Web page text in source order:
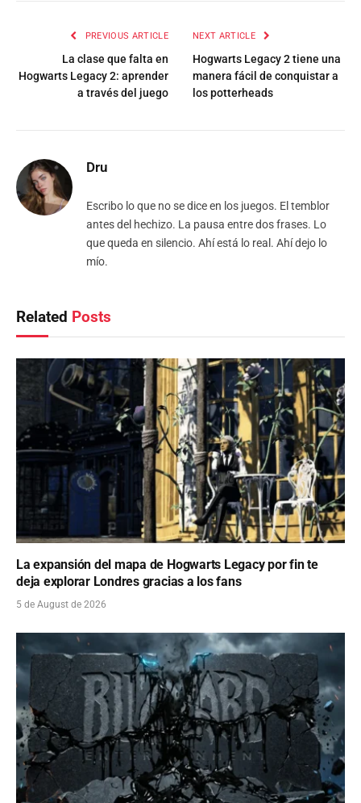
PREVIOUS ARTICLE
La clase que falta en
Hogwarts Legacy 2: aprender
a través del juego
NEXT ARTICLE
Hogwarts Legacy 2 tiene una
manera fácil de conquistar a
los potterheads
Dru
Escribo lo que no se dice en los juegos. El temblor
antes del hechizo. La pausa entre dos frases. Lo
que queda en silencio. Ahí está lo real. Ahí dejo lo
mío.
Related Posts
La expansión del mapa de Hogwarts Legacy por fin te
deja explorar Londres gracias a los fans
5 de August de 2026